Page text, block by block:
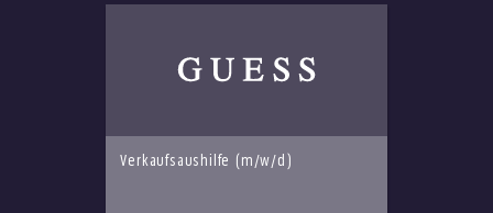
Verkaufsaushilfe (m/w/d)